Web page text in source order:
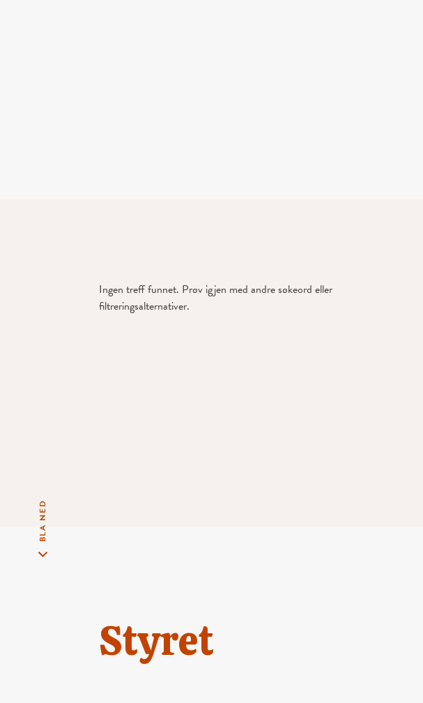
BLA NED
Ingen treff funnet. Prøv igjen med andre søkeord eller
filtreringsalternativer.
Styret